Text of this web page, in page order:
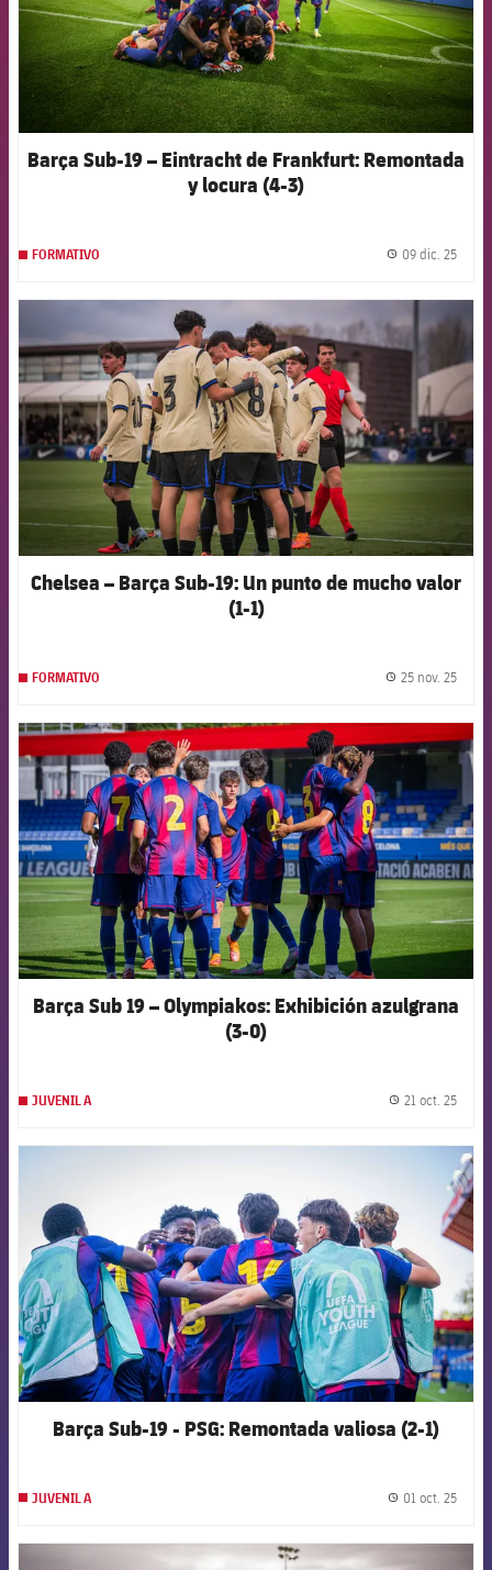
Barça Sub-19 – Eintracht de Frankfurt: Remontada
y locura (4-3)
FORMATIVO 09 dic. 25
Chelsea – Barça Sub-19: Un punto de mucho valor
(1-1)
FORMATIVO 25 nov. 25
FCB Barcelona badge
Barça Sub 19 – Olympiakos: Exhibición azulgrana
(3-0)
JUVENIL A 21 oct. 25
Barça Sub-19 - PSG: Remontada valiosa (2-1)
JUVENIL A 01 oct. 25
FCB Barcelona badge